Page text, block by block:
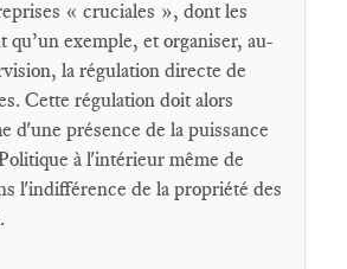
« cruciales », dont les
qu’un exemple, et organiser, au-
la régulation directe de
Cette régulation doit alors
d'une présence de la puissance
à l'intérieur même de
l'indifférence de la propriété des